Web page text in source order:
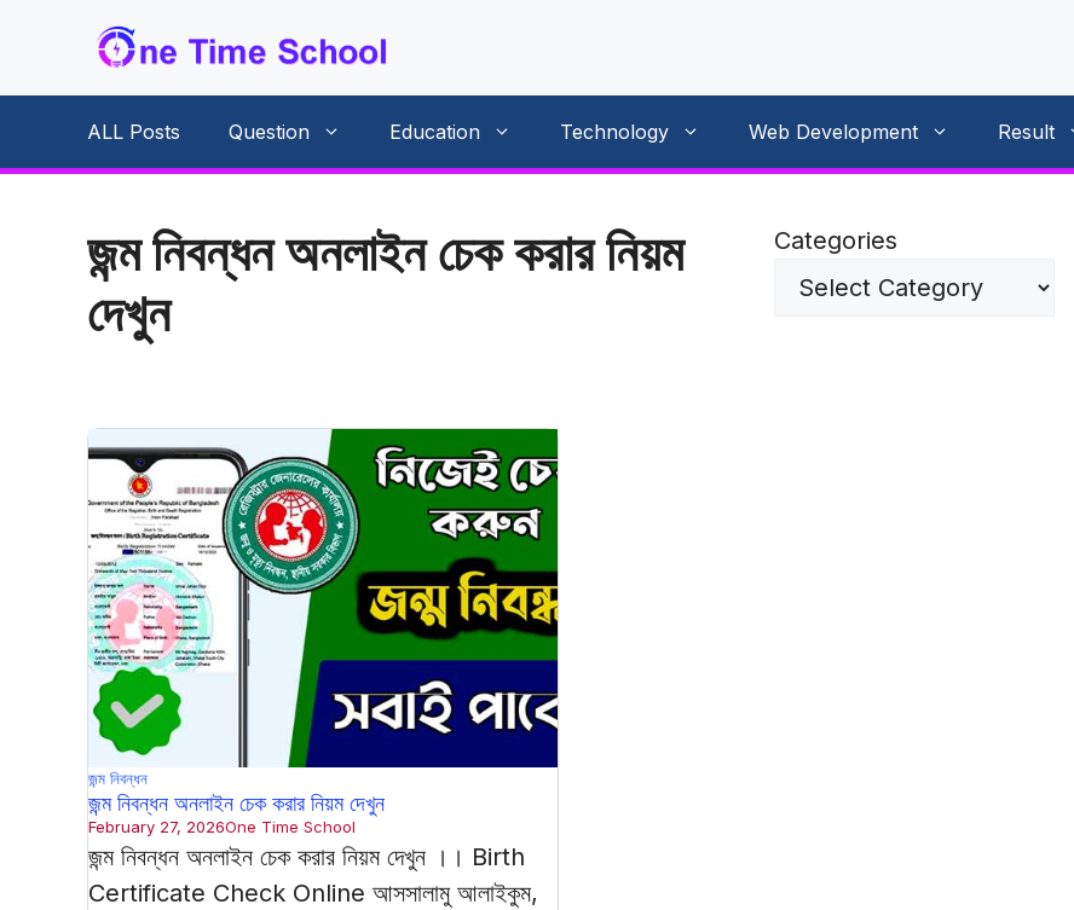
content
ALL Posts Question Education Technology Web Development Result
জন্ম নিবন্ধন অনলাইন চেক করার নিয়ম
দেখুন
Categories
জন্ম নিবন্ধন
জন্ম নিবন্ধন অনলাইন চেক করার নিয়ম দেখুন
February 27, 2026One Time School
জন্ম নিবন্ধন অনলাইন চেক করার নিয়ম দেখুন ।। Birth
Certificate Check Online আসসালামু আলাইকুম,